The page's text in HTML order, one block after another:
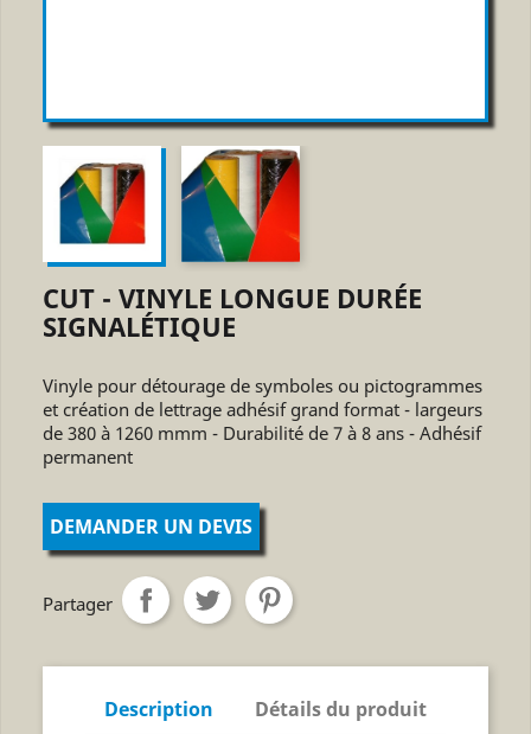
CUT - VINYLE LONGUE DURÉE
SIGNALÉTIQUE
Vinyle pour détourage de symboles ou pictogrammes
et création de lettrage adhésif grand format - largeurs
de 380 à 1260 mmm - Durabilité de 7 à 8 ans - Adhésif
permanent
DEMANDER UN DEVIS
Partager
Description Détails du produit